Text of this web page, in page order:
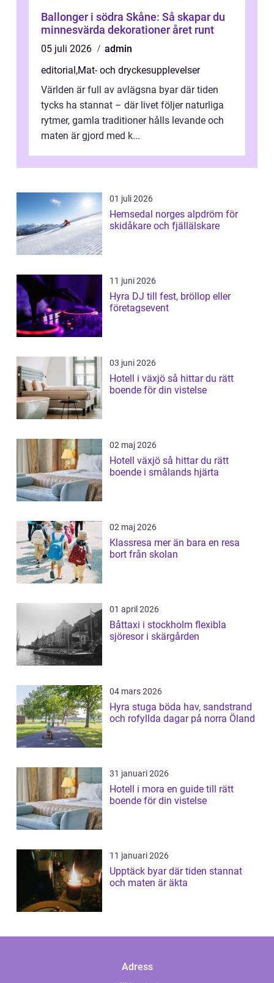
Ballonger i södra Skåne: Så skapar du
minnesvärda dekorationer året runt
05 juli 2026
admin
editorial ,Mat- och dryckesupplevelser
Världen är full av avlägsna byar där tiden
tycks ha stannat – där livet följer naturliga
rytmer, gamla traditioner hålls levande och
maten är gjord med k...
01 juli 2026
Hemsedal norges alpdröm för
skidåkare och fjällälskare
11 juni 2026
Hyra DJ till fest, bröllop eller
företagsevent
03 juni 2026
Hotell i växjö så hittar du rätt
boende för din vistelse
02 maj 2026
Hotell växjö så hittar du rätt
boende i smålands hjärta
02 maj 2026
Klassresa mer än bara en resa
bort från skolan
01 april 2026
Båttaxi i stockholm flexibla
sjöresor i skärgården
04 mars 2026
Hyra stuga böda hav, sandstrand
och rofyllda dagar på norra Öland
31 januari 2026
Hotell i mora en guide till rätt
boende för din vistelse
11 januari 2026
Upptäck byar där tiden stannat
och maten är äkta
Adress